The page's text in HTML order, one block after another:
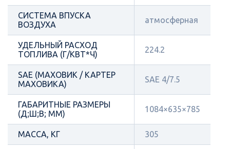
СИСТЕМА ВПУСКА
ВОЗДУХА
атмосферная
УДЕЛЬНЫЙ РАСХОД
ТОПЛИВА (Г/КВТ*Ч)
224.2
SAE (МАХОВИК / КАРТЕР
МАХОВИКА)
SAE 4/7.5
ГАБАРИТНЫЕ РАЗМЕРЫ
(Д;Ш;В; ММ)
1084×635×785
МАССА, КГ 305